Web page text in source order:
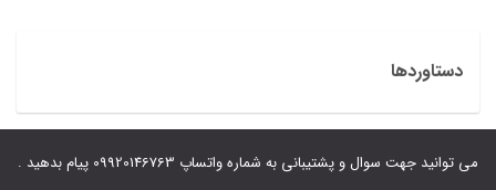
دستاوردها
می توانید جهت سوال و پشتیبانی به شماره واتساپ 09920146763 پیام بدهید .